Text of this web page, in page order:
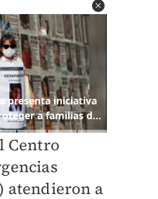
Centro
) atendieron a